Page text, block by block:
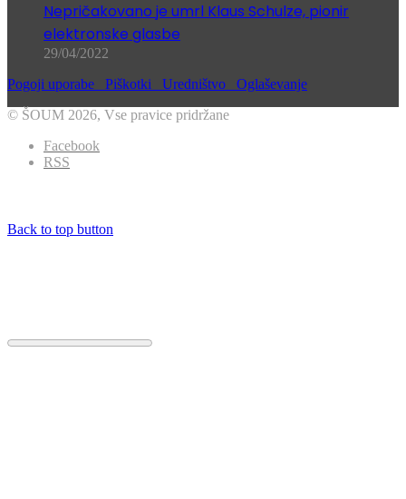
Nepričakovano je umrl Klaus Schulze, pionir
elektronske glasbe
29/04/2022
Pogoji uporabe Piškotki Uredništvo Oglaševanje
© ŠOUM 2026, Vse pravice pridržane
Facebook
RSS
Back to top button